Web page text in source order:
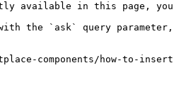
in this page, you
with the `ask` query
components/how-to-